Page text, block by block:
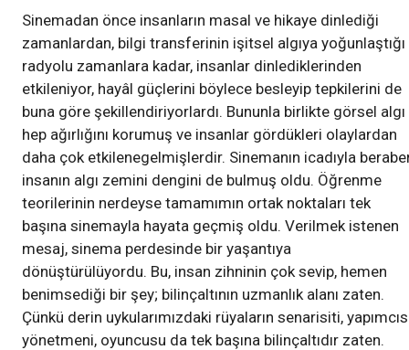
Sinemadan önce insanların masal ve hikaye dinlediği
zamanlardan, bilgi transferinin işitsel algıya yoğunlaştığı
radyolu zamanlara kadar, insanlar dinlediklerinden
etkileniyor, hayâl güçlerini böylece besleyip tepkilerini de
buna göre şekillendiriyorlardı. Bununla birlikte görsel algı
hep ağırlığını korumuş ve insanlar gördükleri olaylardan
daha çok etkilenegelmişlerdir. Sinemanın icadıyla
insanın algı zemini dengini de bulmuş oldu. Öğrenme
teorilerinin nerdeyse tamamımın ortak noktaları tek
başına sinemayla hayata geçmiş oldu. Verilmek istenen
mesaj, sinema perdesinde bir yaşantıya
dönüştürülüyordu. Bu, insan zihninin çok sevip, hemen
benimsediği bir şey; bilinçaltının uzmanlık alanı zaten.
Çünkü derin uykularımızdaki rüyaların senarisiti,
yönetmeni, oyuncusu da tek başına bilinçaltıdır zaten.